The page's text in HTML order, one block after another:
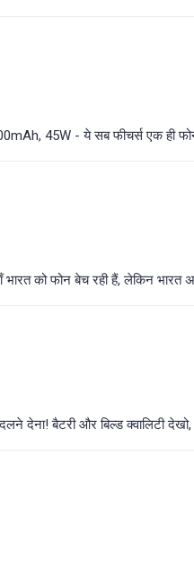
45W - ये सब फीचर्स एक ही
भारत को फोन बेच रही हैं, लेकिन
देना! बैटरी और बिल्ड क्वालिटी देखो,